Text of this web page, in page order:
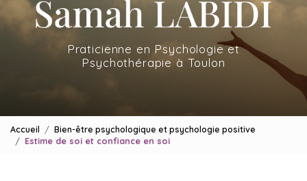
Praticienne en Psychologie et
Psychothérapie à Toulon
Accueil
Bien-être psychologique et psychologie positive
Estime de soi et confiance en soi